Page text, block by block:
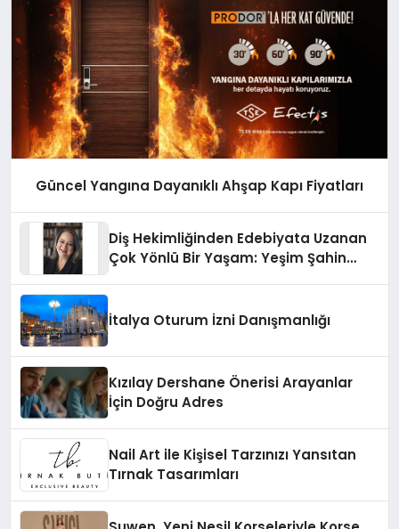
Güncel Yangına Dayanıklı Ahşap Kapı Fiyatları
Diş Hekimliğinden Edebiyata Uzanan
Çok Yönlü Bir Yaşam: Yeşim Şahin
İtalya Oturum İzni Danışmanlığı
Kızılay Dershane Önerisi Arayanlar
İçin Doğru Adres
Nail Art ile Kişisel Tarzınızı Yansıtan
Tırnak Tasarımları